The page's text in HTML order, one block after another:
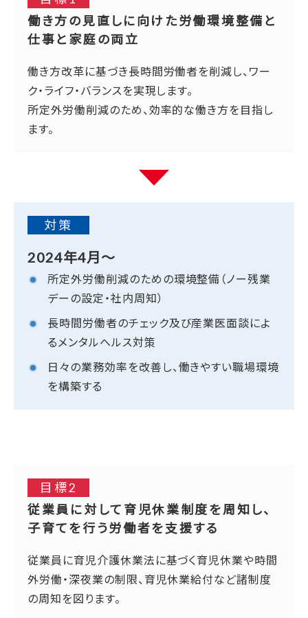
働き方の見直しに向けた労働環境整備と
仕事と家庭の両立
働き方改革に基づき長時間労働者を削減し、ワー
ク・ライフ・バランスを実現します。
所定外労働削減のため、効率的な働き方を目指し
ます。
対策
2024年4月～
所定外労働削減のための環境整備（ノー残業
デーの設定・社内周知）
長時間労働者のチェック及び産業医面談によ
るメンタルヘルス対策
日々の業務効率を改善し、働きやすい職場環境
を構築する
目標2
従業員に対して育児休業制度を周知し、
子育てを行う労働者を支援する
従業員に育児介護休業法に基づく育児休業や時間
外労働・深夜業の制限、育児休業給付など諸制度
の周知を図ります。